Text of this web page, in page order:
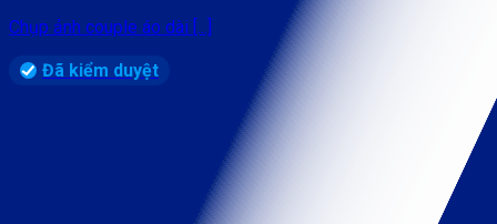
Chụp ảnh couple áo dài [...]
Đã kiểm duyệt